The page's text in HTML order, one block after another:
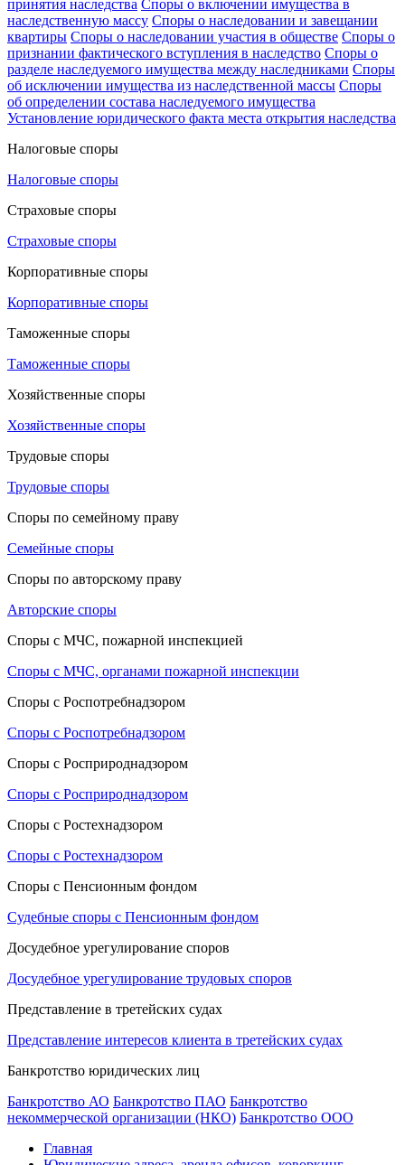
принятия наследства Споры о включении имущества в
наследственную массу Споры о наследовании и завещании
квартиры Споры о наследовании участия в обществе Споры о
признании фактического вступления в наследство Споры о
разделе наследуемого имущества между наследниками Споры
об исключении имущества из наследственной массы Споры
об определении состава наследуемого имущества
Установление юридического факта места открытия наследства
Налоговые споры
Налоговые споры
Страховые споры
Страховые споры
Корпоративные споры
Корпоративные споры
Таможенные споры
Таможенные споры
Хозяйственные споры
Хозяйственные споры
Трудовые споры
Трудовые споры
Споры по семейному праву
Семейные споры
Споры по авторскому праву
Авторские споры
Споры с МЧС, пожарной инспекцией
Споры с МЧС, органами пожарной инспекции
Споры с Роспотребнадзором
Споры с Роспотребнадзором
Споры с Росприроднадзором
Споры с Росприроднадзором
Споры с Ростехнадзором
Споры с Ростехнадзором
Споры с Пенсионным фондом
Судебные споры с Пенсионным фондом
Досудебное урегулирование споров
Досудебное урегулирование трудовых споров
Представление в третейских судах
Представление интересов клиента в третейских судах
Банкротство юридических лиц
Банкротство АО Банкротство ПАО Банкротство
некоммерческой организации (НКО) Банкротство ООО
Главная